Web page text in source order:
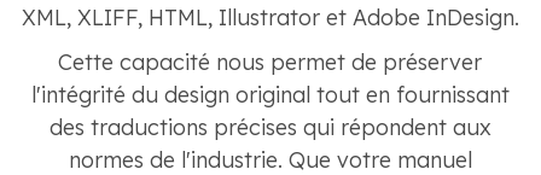
XML, XLIFF, HTML, Illustrator et Adobe InDesign.
Cette capacité nous permet de préserver
l'intégrité du design original tout en fournissant
des traductions précises qui répondent aux
normes de l'industrie. Que votre manuel